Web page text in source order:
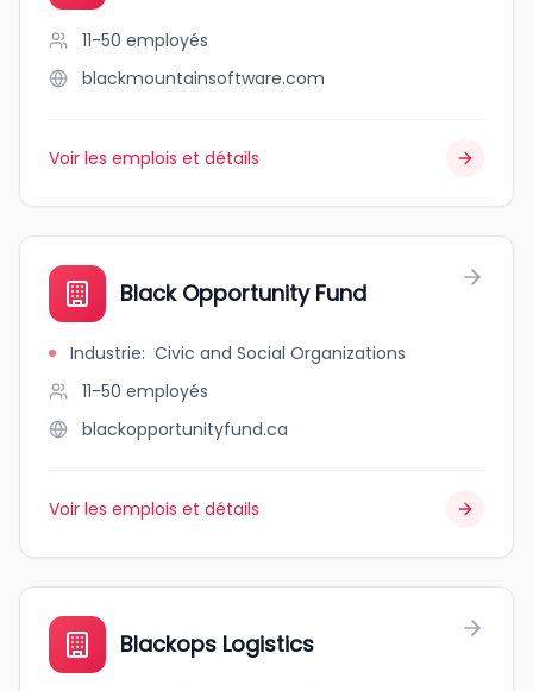
11-50 employés
blackmountainsoftware.com
Voir les emplois et détails
Black Opportunity Fund
Industrie: Civic and Social Organizations
11-50 employés
blackopportunityfund.ca
Voir les emplois et détails
Blackops Logistics